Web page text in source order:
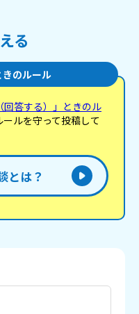
る
のルール
回答する）」ときのル
ルを守って投稿して
とは？